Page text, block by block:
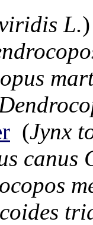
L.)
(Jynx
canus